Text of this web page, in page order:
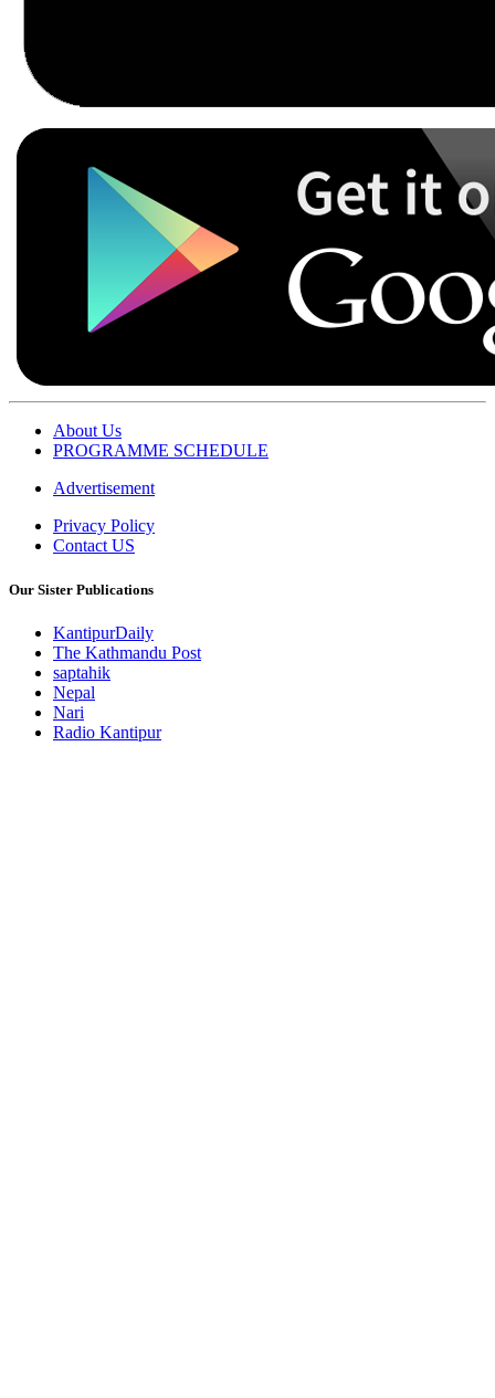
About Us
PROGRAMME SCHEDULE
Advertisement
Privacy Policy
Contact US
Our Sister Publications
KantipurDaily
The Kathmandu Post
saptahik
Nepal
Nari
Radio Kantipur